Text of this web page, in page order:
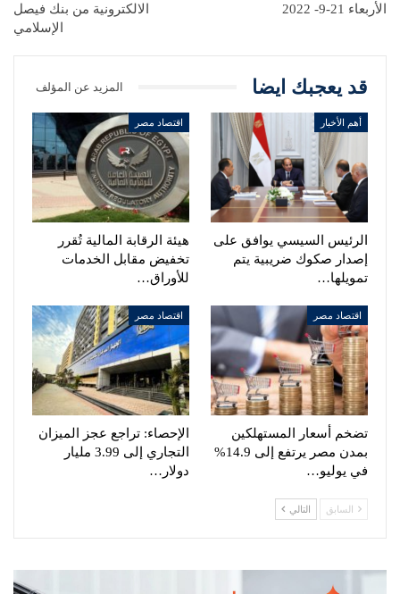
الأربعاء 21-9- 2022
الالكترونية من بنك فيصل
الإسلامي
قد يعجبك ايضا المزيد عن المؤلف
أهم الأخبار
الرئيس السيسي يوافق على
إصدار صكوك ضريبية يتم
تمويلها…
اقتصاد مصر
هيئة الرقابة المالية تُقرر
تخفيض مقابل الخدمات
للأوراق…
اقتصاد مصر
تضخم أسعار المستهلكين
بمدن مصر يرتفع إلى 14.9%
في يوليو…
اقتصاد مصر
الإحصاء: تراجع عجز الميزان
التجاري إلى 3.99 مليار
دولار…
السابق التالي